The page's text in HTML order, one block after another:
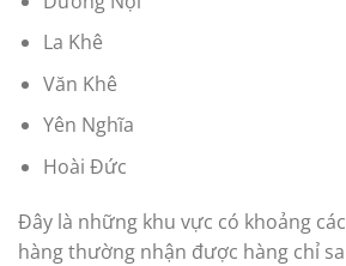
La Khê
Văn Khê
Yên Nghĩa
Hoài Đức
Đây là những khu vực có khoảng
hàng thường nhận được hàng chỉ